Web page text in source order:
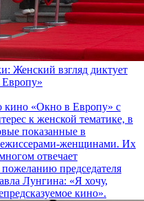
Женский взгляд диктует
кино «Окно в Европу» с
к женской тематике, в
показанные в
женщинами. Их
отвечает
председателя
Лунгина: «Я хочу,
кино».